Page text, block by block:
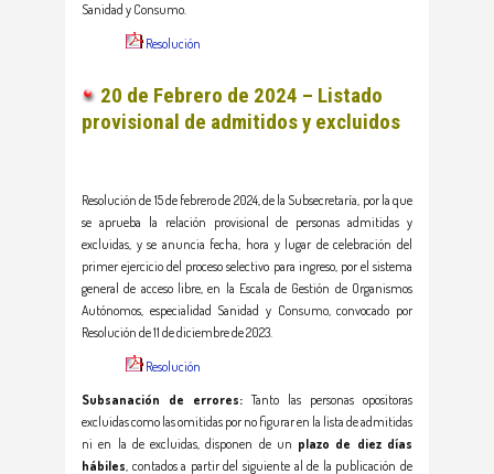
Sanidad y Consumo.
Resolución
20 de Febrero de 2024 – Listado
provisional de admitidos y excluidos
Resolución de 15 de febrero de 2024, de la Subsecretaría, por la que
se aprueba la relación provisional de personas admitidas y
excluidas, y se anuncia fecha, hora y lugar de celebración del
primer ejercicio del proceso selectivo para ingreso, por el sistema
general de acceso libre, en la Escala de Gestión de Organismos
Autónomos, especialidad Sanidad y Consumo, convocado por
Resolución de 11 de diciembre de 2023.
Resolución
Subsanación de errores: Tanto las personas opositoras
excluidas como las omitidas por no figurar en la lista de admitidas
ni en la de excluidas, disponen de un plazo de diez días
hábiles, contados a partir del siguiente al de la publicación de